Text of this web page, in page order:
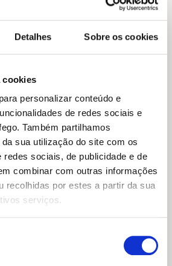
Detalhes Sobre os cookies
cookies
personalizar conteúdo e
de redes sociais e
Também partilhamos
sua utilização do site com os
redes sociais, de publicidade e de
combinar com outras informações
recolhidas por estes a partir da sua
serviços.